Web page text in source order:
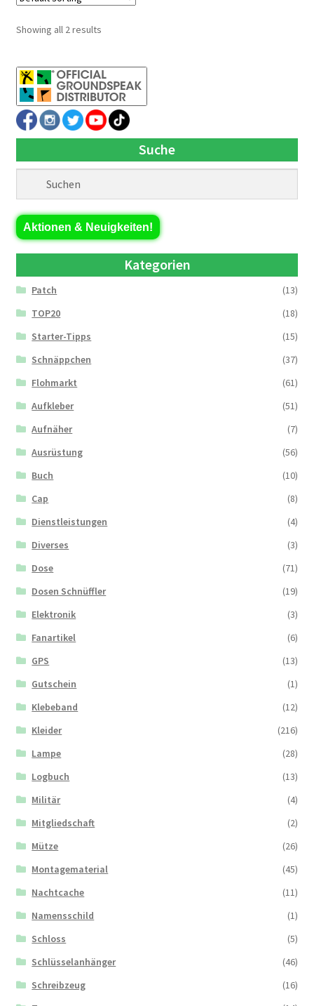
Showing all 2 results
Suche
Aktionen & Neuigkeiten!
Kategorien
Patch
(13)
TOP20
(18)
Starter-Tipps
(15)
Schnäppchen
(37)
Flohmarkt
(61)
Aufkleber
(51)
Aufnäher
(7)
Ausrüstung
(56)
Buch
(10)
Cap
(8)
Dienstleistungen
(4)
Diverses
(3)
Dose
(71)
Dosen Schnüffler
(19)
Elektronik
(3)
Fanartikel
(6)
GPS
(13)
Gutschein
(1)
Klebeband
(12)
Kleider
(216)
Lampe
(28)
Logbuch
(13)
Militär
(4)
Mitgliedschaft
(2)
Mütze
(26)
Montagematerial
(45)
Nachtcache
(11)
Namensschild
(1)
Schloss
(5)
Schlüsselanhänger
(46)
Schreibzeug
(16)